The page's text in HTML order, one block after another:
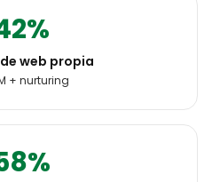
web propia
+ nurturing